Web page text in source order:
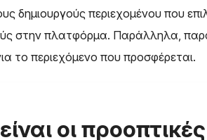
δημιουργούς περιεχομένου που
στην πλατφόρμα. Παράλληλα,
το περιεχόμενο που προσφέρεται.
οι